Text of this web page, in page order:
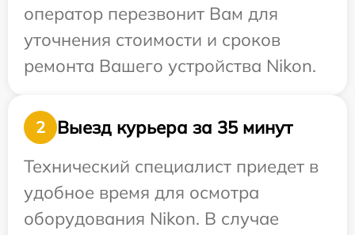
оператор перезвонит Вам для
уточнения стоимости и сроков
ремонта Вашего устройства Nikon.
2
Выезд курьера за 35 минут
Технический специалист приедет в
удобное время для осмотра
оборудования Nikon. В случае